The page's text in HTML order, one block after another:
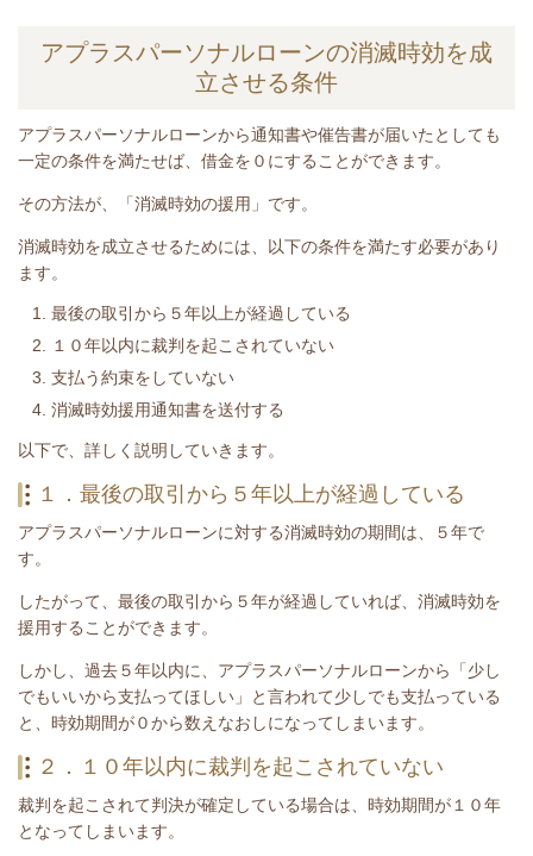
アプラスパーソナルローンの消滅時効を成
立させる条件
アプラスパーソナルローンから通知書や催告書が届いたとして も
一定の条件を満たせば、借金を０にすることができます。
その方法が、「消滅時効の援用」です。
消滅時効を成立させるためには、以下の条件を満たす必要があり
ます。
最後の取引から５年以上が経過している
１０年以内に裁判を起こされていない
支払う約束をしていない
消滅時効援用通知書を送付する
​以下で、詳しく説明していきます。
１．最後の取引から５年以上が経過している
アプラスパーソナルローンに対する消滅時効の期間は、５年で
す。
したがって、最後の取引から５年が経過していれば、消滅時効を
援用することができます。
しかし、過去５年以内に、アプラスパーソナルローンから「少し
でもいいから支払ってほしい」と言われて少しでも支払っている
と、時効期間が０から数えなおしになってしまいます。
２．１０年以内に裁判を起こされていない
裁判を起こされて判決が確定している場合は、時効期間が１０年
となってしまいます。